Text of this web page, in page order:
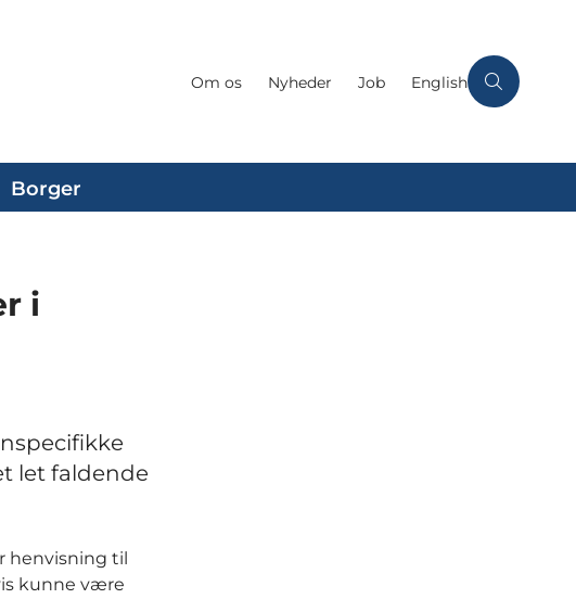
Om os Nyheder Job English
Borger
i
let faldende
henvisning til
kunne være